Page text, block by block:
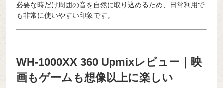
必要な時だけ周囲の音を自然に取り込めるため、日常利用で
も非常に使いやすい印象です。
WH-1000XX 360 Upmixレビュー｜映
画もゲームも想像以上に楽しい